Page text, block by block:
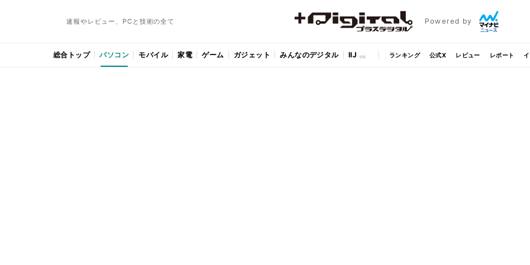
速報やレビュー、PCと技術の全て Powered by
総合トップ パソコン モバイル 家電 ゲーム ガジェット みんなのデジタル IIJ ランキング 公式X レビュー レポート